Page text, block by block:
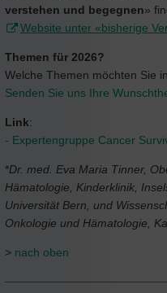
verstehen und begegnen»
Website unter «bisherige
Themen für 2026?
Welche Themen möchten Sie
Senden Sie uns Ihre
Link:
- Expertengruppe Cancer
*Dr. med. Eva Maria Tinner,
Hämatologie, Kinderklinik,
Universität Bern, und
Onkologie und Hämatologie,
> nach oben